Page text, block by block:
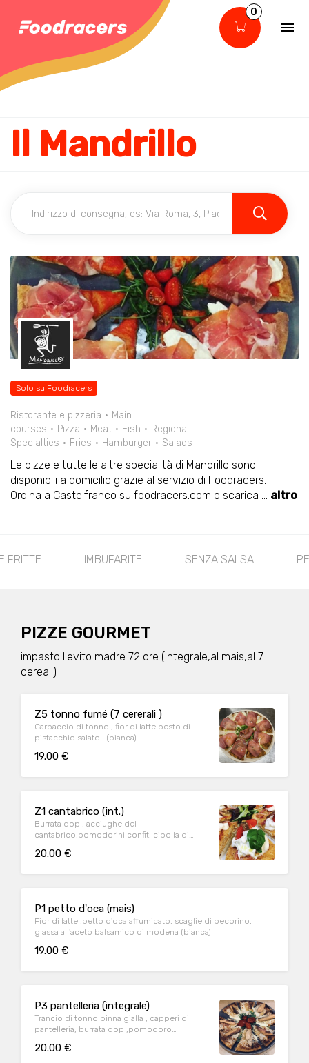
0
Il Mandrillo
Solo su Foodracers
Ristorante e pizzeria
Main
courses
Pizza Meat Fish
Regional
Specialties
Fries Hamburger Salads
Le pizze e tutte le altre specialità di Mandrillo sono
disponibili a domicilio grazie al servizio di Foodracers.
Ordina a Castelfranco su foodracers.com o scarica ... altro
FRITTE IMBUFARITE SENZA SALSA
PIZZE GOURMET
impasto lievito madre 72 ore (integrale,al mais,al 7
cereali)
Z5 tonno fumé (7 cererali )
Carpaccio di tonno , fior di latte pesto di
pistacchio salato . (bianca)
19.00 €
Z1 cantabrico (int.)
Burrata dop , acciughe del
cantabrico,pomodorini confit, cipolla di
20.00 €
P1 petto d'oca (mais)
Fior di latte ,petto d'oca affumicato, scaglie di pecorino,
glassa all'aceto balsamico di modena (bianca)
19.00 €
P3 pantelleria (integrale)
Trancio di tonno pinna gialla , capperi di
pantelleria, burrata dop ,pomodoro
20.00 €